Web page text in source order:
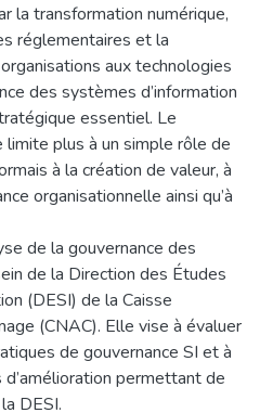
la transformation numérique,
réglementaires et la
aux technologies
des systèmes d’information
essentiel. Le
limite plus à un simple rôle de
à la création de valeur, à
organisationnelle ainsi qu’à
de la gouvernance des
de la Direction des Études
(DESI) de la Caisse
(CNAC). Elle vise à évaluer
de gouvernance SI et à
permettant de
DESI.